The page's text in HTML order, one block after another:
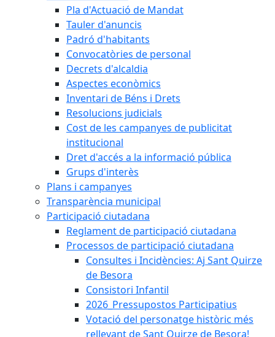
Pla d'Actuació de Mandat
Tauler d'anuncis
Padró d'habitants
Convocatòries de personal
Decrets d'alcaldia
Aspectes econòmics
Inventari de Béns i Drets
Resolucions judicials
Cost de les campanyes de publicitat
institucional
Dret d'accés a la informació pública
Grups d'interès
Plans i campanyes
Transparència municipal
Participació ciutadana
Reglament de participació ciutadana
Processos de participació ciutadana
Consultes i Incidències: Aj Sant Quirze
de Besora
Consistori Infantil
2026_Pressupostos Participatius
Votació del personatge històric més
rellevant de Sant Quirze de Besora!